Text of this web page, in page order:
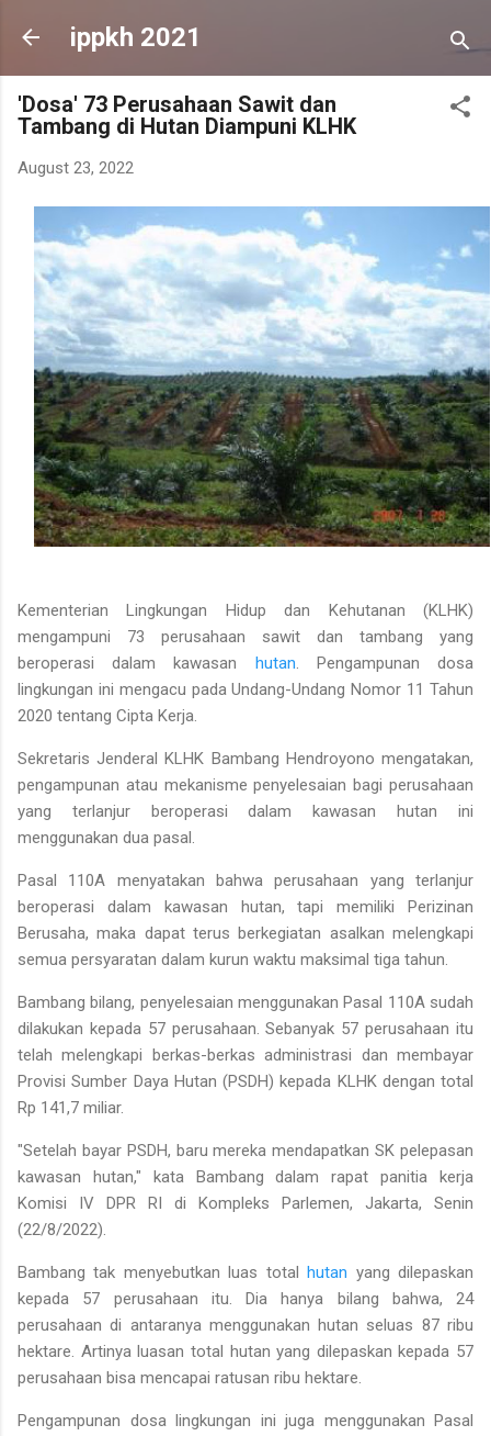
Skip to main content
ippkh 2021
'Dosa' 73 Perusahaan Sawit dan
Tambang di Hutan Diampuni KLHK
August 23, 2022
Kementerian Lingkungan Hidup dan Kehutanan (KLHK)
mengampuni 73 perusahaan sawit dan tambang yang
beroperasi dalam kawasan hutan. Pengampunan dosa
lingkungan ini mengacu pada Undang-Undang Nomor 11 Tahun
2020 tentang Cipta Kerja.
Sekretaris Jenderal KLHK Bambang Hendroyono mengatakan,
pengampunan atau mekanisme penyelesaian bagi perusahaan
yang terlanjur beroperasi dalam kawasan hutan ini
menggunakan dua pasal.
Pasal 110A menyatakan bahwa perusahaan yang terlanjur
beroperasi dalam kawasan hutan, tapi memiliki Perizinan
Berusaha, maka dapat terus berkegiatan asalkan melengkapi
semua persyaratan dalam kurun waktu maksimal tiga tahun.
Bambang bilang, penyelesaian menggunakan Pasal 110A sudah
dilakukan kepada 57 perusahaan. Sebanyak 57 perusahaan itu
telah melengkapi berkas-berkas administrasi dan membayar
Provisi Sumber Daya Hutan (PSDH) kepada KLHK dengan total
Rp 141,7 miliar.
"Setelah bayar PSDH, baru mereka mendapatkan SK pelepasan
kawasan hutan," kata Bambang dalam rapat panitia kerja
Komisi IV DPR RI di Kompleks Parlemen, Jakarta, Senin
(22/8/2022).
Bambang tak menyebutkan luas totalhutan yang dilepaskan
kepada 57 perusahaan itu. Dia hanya bilang bahwa, 24
perusahaan di antaranya menggunakan hutan seluas 87 ribu
hektare. Artinya luasan total hutan yang dilepaskan kepada 57
perusahaan bisa mencapai ratusan ribu hektare.
Pengampunan dosa lingkungan ini juga menggunakan Pasal